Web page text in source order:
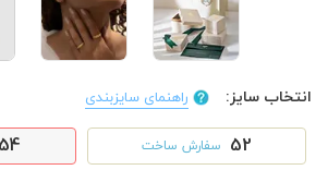
انتخاب سایز: راهنمای سایزبندی
52 سفارش ساخت 54